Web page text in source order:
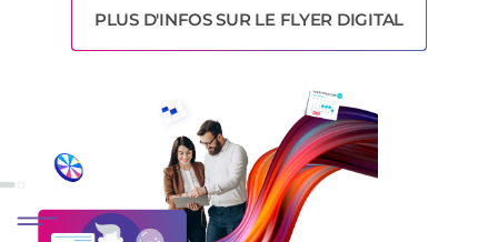
PLUS D'INFOS SUR LE FLYER DIGITAL